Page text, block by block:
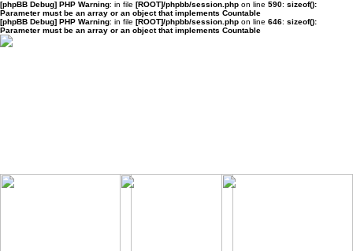
[phpBB Debug] PHP Warning: in file [ROOT]/phpbb/session.php on line 590: sizeof():
Parameter must be an array or an object that implements Countable
[phpBB Debug] PHP Warning: in file [ROOT]/phpbb/session.php on line 646: sizeof():
Parameter must be an array or an object that implements Countable